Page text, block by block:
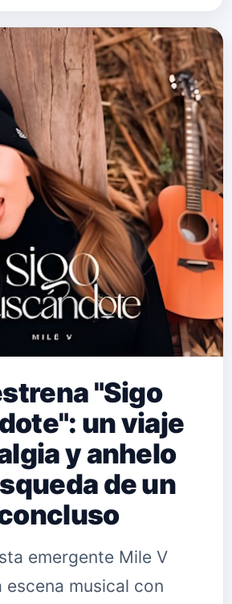
"Sigo
un viaje
y anhelo
de un
emergente Mile V
escena musical con